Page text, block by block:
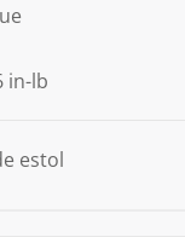
in-lb
estol